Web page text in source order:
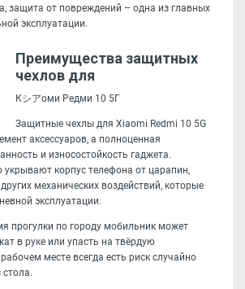
защита от повреждений – одна из главных
эксплуатации.
Преимущества защитных
чехлов для
Кシアоми Редми 10 5Г
Защитные чехлы для Xiaomi Redmi 10 5G
аксессуаров, а полноценная
и износостойкость гаджета.
укрывают корпус телефона от царапин,
механических воздействий, которые
эксплуатации.
прогулки по городу мобильник может
в руке или упасть на твёрдую
месте всегда есть риск случайно
стола.